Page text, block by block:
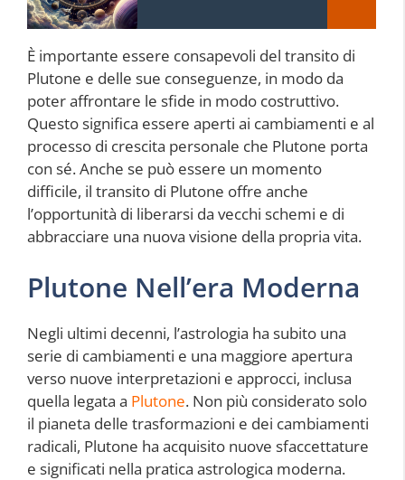
È importante essere consapevoli del transito di
Plutone e delle sue conseguenze, in modo da
poter affrontare le sfide in modo costruttivo.
Questo significa essere aperti ai cambiamenti e al
processo di crescita personale che Plutone porta
con sé. Anche se può essere un momento
difficile, il transito di Plutone offre anche
l’opportunità di liberarsi da vecchi schemi e di
abbracciare una nuova visione della propria vita.
Plutone Nell’era Moderna
Negli ultimi decenni, l’astrologia ha subito una
serie di cambiamenti e una maggiore apertura
verso nuove interpretazioni e approcci, inclusa
quella legata a Plutone. Non più considerato solo
il pianeta delle trasformazioni e dei cambiamenti
radicali, Plutone ha acquisito nuove sfaccettature
e significati nella pratica astrologica moderna.